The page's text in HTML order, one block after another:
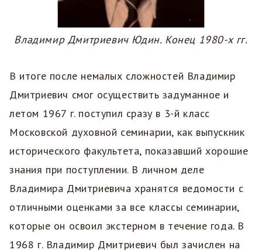
Владимир Дмитриевич Юдин. Конец 1980-х гг.
В итоге после немалых сложностей Владимир
Дмитриевич смог осуществить задуманное и
летом 1967 г. поступил сразу в 3-й класс
Московской духовной семинарии, как выпускник
исторического факультета, показавший хорошие
знания при поступлении. В личном деле
Владимира Дмитриевича хранятся ведомости с
отличными оценками за все классы семинарии,
которые он освоил экстерном в течение года. В
1968 г. Владимир Дмитриевич был зачислен на